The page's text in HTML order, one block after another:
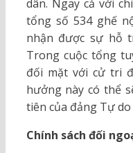
dân. Ngay cả với
tổng số 534 ghế
nhận được sự hỗ
Trong cuộc tổng
đối mặt với cử tri
hưởng này có thể
tiên của đảng Tự do
Chính sách đối